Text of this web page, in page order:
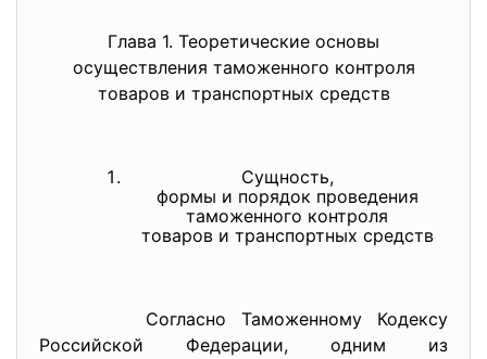
Глава 1. Теоретические основы
осуществления таможенного контроля
товаров и транспортных средств
Сущность,
формы и порядок проведения
таможенного контроля
товаров и транспортных средств
Согласно Таможенному Кодексу
Российской Федерации, одним из